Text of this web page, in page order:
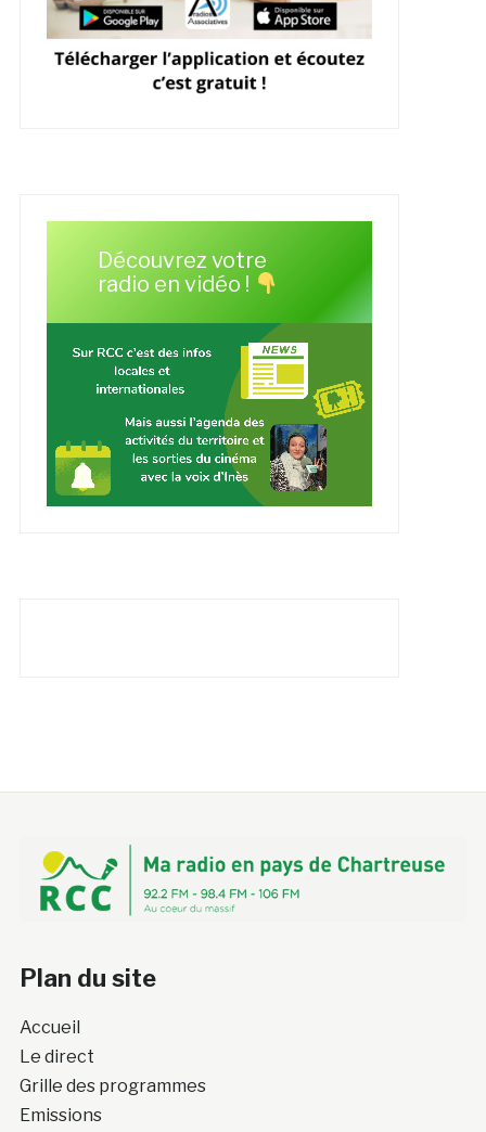
Découvrez votre
radio en vidéo !
Plan du site
Accueil
Le direct
Grille des programmes
Emissions